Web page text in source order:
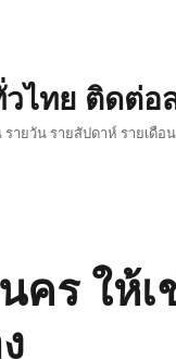
วไทย ติดต่
ายวัน รายสัปดาห์ รายเดื
คร ให้